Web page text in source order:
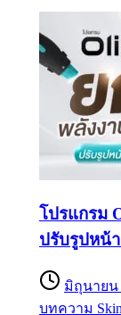
โปรแกรม
ปรับรูปหน้
มิถุนายน
บทความ Skin